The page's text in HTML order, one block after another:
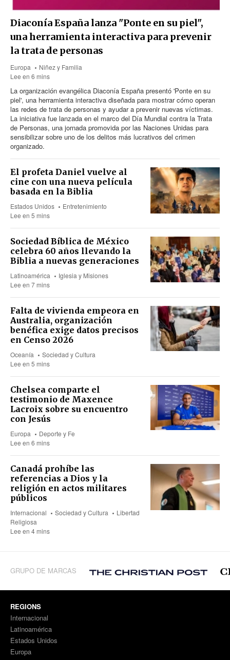
Diaconía España lanza "Ponte en su piel",
una herramienta interactiva para prevenir
la trata de personas
Europa
Niñez y Familia
Lee en 6 mins
La organización evangélica Diaconía España presentó 'Ponte en su
piel', una herramienta interactiva diseñada para mostrar cómo operan
las redes de trata de personas y ayudar a prevenir nuevas víctimas.
La iniciativa fue lanzada en el marco del Día Mundial contra la Trata
de Personas, una jornada promovida por las Naciones Unidas para
sensibilizar sobre uno de los delitos más lucrativos del crimen
organizado.
El profeta Daniel vuelve al
cine con una nueva película
basada en la Biblia
Estados Unidos
Entretenimiento
Lee en 5 mins
Sociedad Bíblica de México
celebra 60 años llevando la
Biblia a nuevas generaciones
Latinoamérica
Iglesia y Misiones
Lee en 7 mins
Falta de vivienda empeora en
Australia, organización
benéfica exige datos precisos
en Censo 2026
Oceanía
Sociedad y Cultura
Lee en 5 mins
Chelsea comparte el
testimonio de Maxence
Lacroix sobre su encuentro
con Jesús
Europa
Deporte y Fe
Lee en 6 mins
Canadá prohíbe las
referencias a Dios y la
religión en actos militares
públicos
Internacional Sociedad y Cultura
Libertad
Religiosa
Lee en 4 mins
GRUPO DE MARCAS
REGIONS
Internacional
Latinoamérica
Estados Unidos
Europa